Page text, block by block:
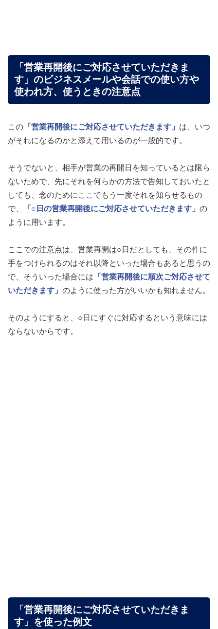
「営業再開後にご対応させていただきま
す」のビジネスメールや会話での使い方や
使われ方、使うときの注意点
この 「営業再開後にご対応させていただきます」 は、いつ
がそれになるのかと添えて用いるのが一般的です。
そうでないと、相手が営業の再開日を知っているとは限ら
ないためで、先にそれを何らかの方法で告知しておいたと
しても、念のためにここでもう一度それを知らせるもの
で、
「○日の営業再開後にご対応させていただきます」 の
ように用います。
ここでの注意点は、営業再開は○日だとしても、その件に
手をつけられるのはそれ以降といった場合もあると思うの
で、そういった場合には 「営業再開後に順次ご対応させて
いただきます」 のように使った方がいいかも知れません。
そのようにすると、○日にすぐに対応するという意味には
ならないからです。
「営業再開後にご対応させていただきま
す」を使った例文